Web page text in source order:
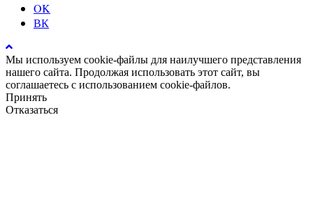
OK
ВК
Мы используем cookie-файлы для наилучшего представления
нашего сайта. Продолжая использовать этот сайт, вы
соглашаетесь с использованием cookie-файлов.
Принять
Отказаться